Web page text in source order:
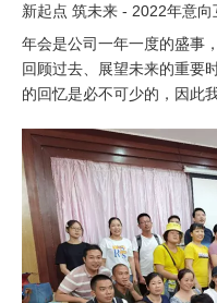
新起点 筑未来 - 2022年意向
年会是公司一年一度的盛事
回顾过去、展望未来的重要
的回忆是必不可少的，因此